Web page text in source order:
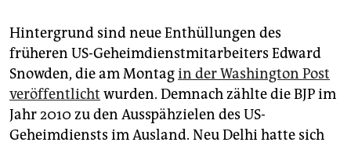
Hintergrund sind neue Enthüllungen des
früheren US-Geheimdienstmitarbeiters Edward
Snowden, die am Montagin der Washington Post
veröffentlicht wurden. Demnach zählte die BJP im
Jahr 2010 zu den Ausspähzielen des US-
Geheimdiensts im Ausland. Neu Delhi hatte sich